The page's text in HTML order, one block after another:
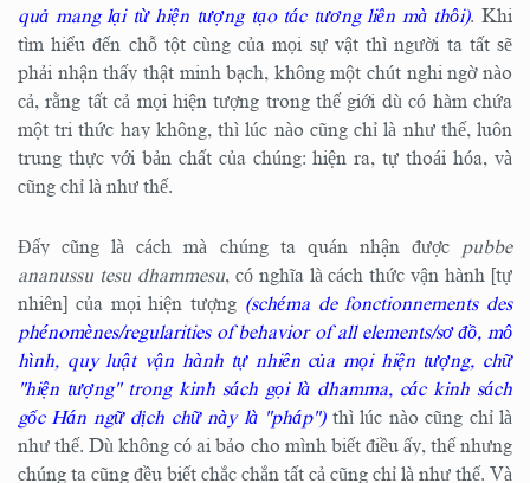
quả mang lại từ hiện tượng tạo tác tương liên mà thôi). Khi
tìm hiểu đến chỗ tột cùng của mọi sự vật thì người ta tất sẽ
phải nhận thấy thật minh bạch, không một chút nghi ngờ nào
cả, rằng tất cả mọi hiện tượng trong thế giới dù có hàm chứa
một tri thức hay không, thì lúc nào cũng chỉ là như thế, luôn
trung thực với bản chất của chúng: hiện ra, tự thoái hóa, và
cũng chỉ là như thế.
Đấy cũng là cách mà chúng ta quán nhận được pubbe
ananussu tesu dhammesu, có nghĩa là cách thức vận hành [tự
nhiên] của mọi hiện tượng (schéma de fonctionnements des
phénomènes/regularities of behavior of all elements/sơ đồ, mô
hình, quy luật vận hành tự nhiên của mọi hiện tượng, chữ
"hiện tượng" trong kinh sách gọi là dhamma, các kinh sách
gốc Hán ngữ dịch chữ này là "pháp") thì lúc nào cũng chỉ là
như thế. Dù không có ai bảo cho mình biết điều ấy, thế nhưng
chúng ta cũng đều biết chắc chắn tất cả cũng chỉ là như thế. Và